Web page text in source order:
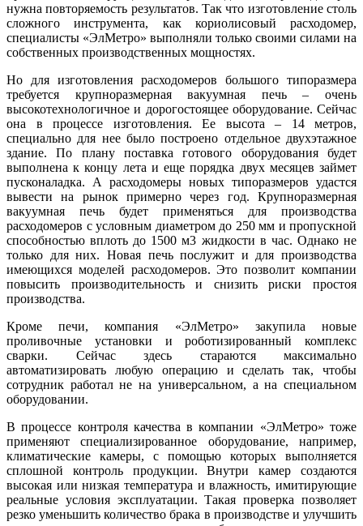
нужна повторяемость результатов. Так что изготовление столь
сложного инструмента, как кориолисовый расходомер,
специалисты «ЭлМетро» выполняли только своими силами на
собственных производственных мощностях.
Но для изготовления расходомеров большого типоразмера
требуется крупноразмерная вакуумная печь – очень
высокотехнологичное и дорогостоящее оборудование. Сейчас
она в процессе изготовления. Ее высота – 14 метров,
специально для нее бы­ло построено отдельное двухэтажное
здание. По плану поставка готового оборудования будет
выполнена к концу лета и еще порядка двух месяцев займет
пусконаладка. А расходомеры новых типоразмеров удастся
вывести на рынок примерно через год. Крупноразмерная
вакуумная печь будет применяться для производства
расходомеров с условным диаметром до 250 мм и пропускной
способностью вплоть до 1500 м3 жидкости в час. Однако не
только для них. Новая печь послужит и для производства
имеющихся моделей расходомеров. Это позволит компании
повысить производительность и снизить риски простоя
производства.
Кроме печи, компания «ЭлМетро» закупила новые
проливочные установки и роботизированный комплекс
сварки. Сейчас здесь стараются максимально
автоматизировать любую операцию и сделать так, чтобы
сотрудник работал не на универсальном, а на специальном
оборудовании.
В процессе контроля качества в компании «ЭлМетро» то­же
применяют специализированное оборудование, например,
климатические камеры, с помощью которых выполняется
сплошной контроль продукции. Внутри камер создаются
высокая или низкая температура и влажность, имитирующие
реальные условия эксплуатации. Такая проверка позволяет
резко уменьшить количество брака в производстве и улучшить